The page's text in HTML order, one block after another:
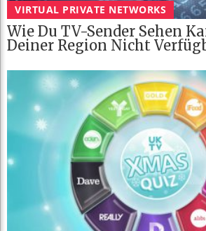
VIRTUAL PRIVATE NETWORKS
Wie Du TV-Sender Sehen
Deiner Region Nicht